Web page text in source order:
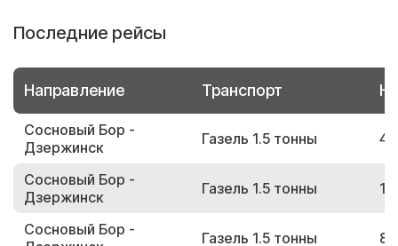
Последние рейсы
Направление Транспорт
Сосновый Бор -
Дзержинск
Газель 1.5 тонны
Сосновый Бор -
Дзержинск
Газель 1.5 тонны
Сосновый Бор -
Газель 1.5 тонны